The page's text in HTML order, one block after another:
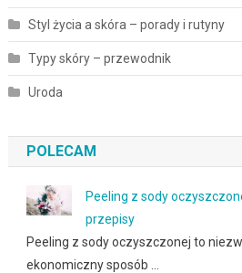
Styl życia a skóra – porady i rutyny
Typy skóry – przewodnik
Uroda
POLECAM
Peeling z sody
przepisy
Peeling z sody oczyszczonej to
ekonomiczny sposób …